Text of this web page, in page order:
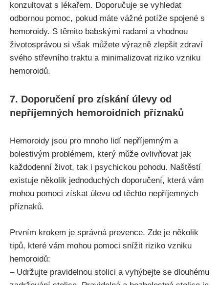
konzultovat s lékařem. Doporučuje se vyhledat⁣
odbornou pomoc, pokud máte vážné potíže spojené s
‍hemoroidy. S těmito babskými ‌radami ⁤a⁣ vhodnou
životosprávou si však ‌můžete výrazně zlepšit zdraví
svého střevního traktu a minimalizovat ‌riziko ‌vzniku
hemoroidů.
7. Doporučení pro⁤ získání úlevy od
nepříjemných hemoroidních příznaků
Hemoroidy jsou pro mnoho⁤ lidí ​nepříjemným a
⁤bolestivým problémem, který může ‌ovlivňovat jak
každodenní život, tak i psychickou pohodu. ⁤Naštěstí
existuje několik jednoduchých doporučení, která vám
mohou pomoci ⁢získat úlevu ⁣od těchto nepříjemných
příznaků.
Prvním krokem je správná prevence. Zde je několik
tipů, které vám ​mohou pomoci ​snížit riziko vzniku
hemoroidů:
– Udržujte pravidelnou stolici ​a vyhýbejte se dlouhému